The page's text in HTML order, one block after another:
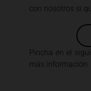
con nosotros si
Pincha en el
más información.